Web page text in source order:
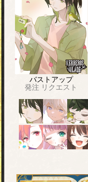
バストアップ
発注 リクエスト